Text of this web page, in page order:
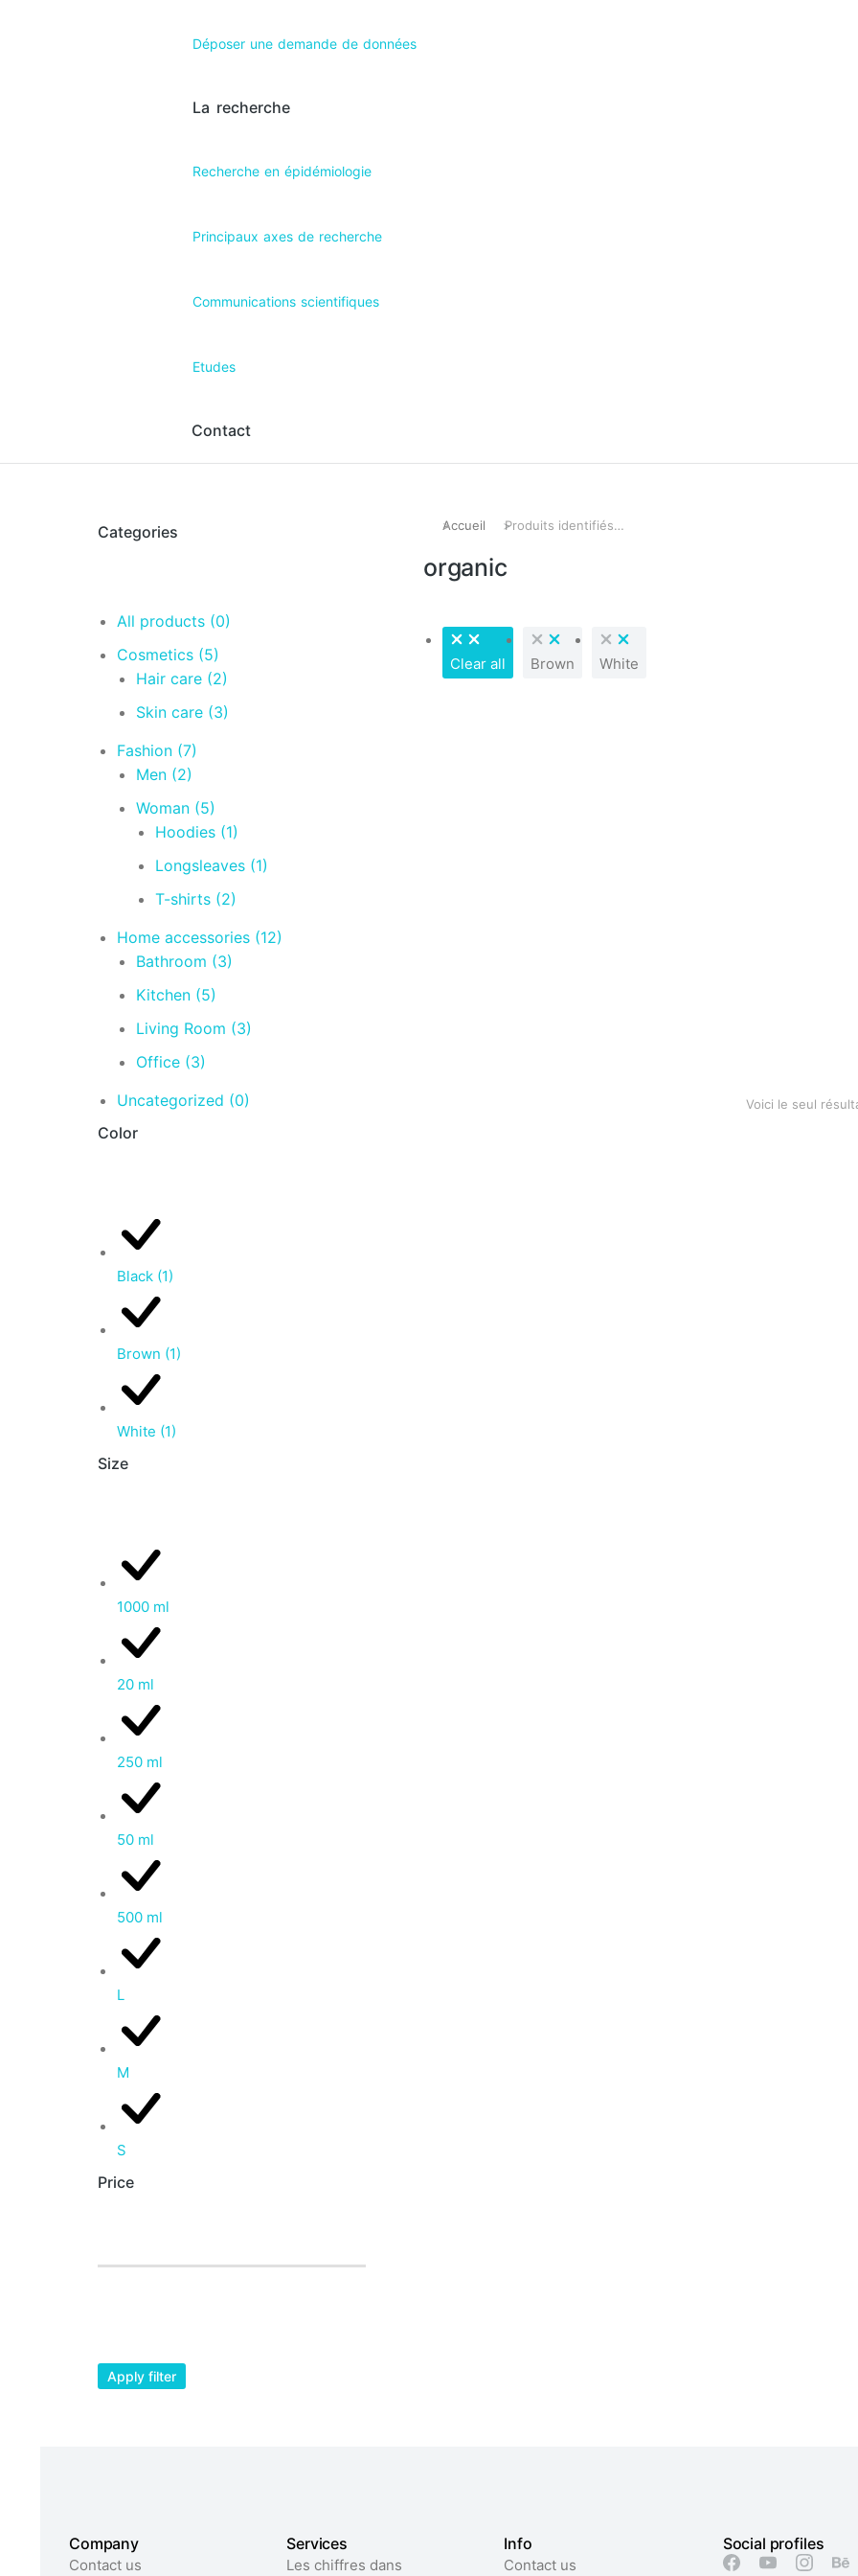
Déposer une demande de données
La recherche
Recherche en épidémiologie
Principaux axes de recherche
Communications scientifiques
Etudes
Contact
Categories
All products (0)
Cosmetics (5)
Hair care (2)
Skin care (3)
Fashion (7)
Men (2)
Woman (5)
Hoodies (1)
Longsleaves (1)
T-shirts (2)
Home accessories (12)
Bathroom (3)
Kitchen (5)
Living Room (3)
Office (3)
Uncategorized (0)
Color
Black (1)
Brown (1)
White (1)
Size
1000 ml
20 ml
250 ml
50 ml
500 ml
L
M
S
Price
Apply filter
Vous êtes ici :
Accueil Produits identifiés…
organic
Clear all Brown White
Voici le seul
Company
Contact us
Services
Les chiffres dans
Info
Contact us
Social profiles